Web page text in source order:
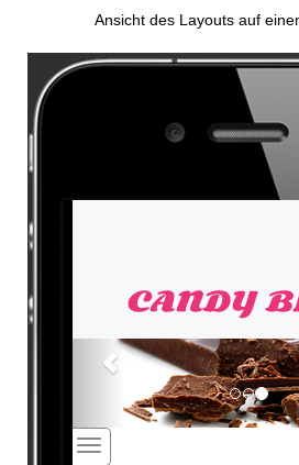
Ansicht des Layouts auf